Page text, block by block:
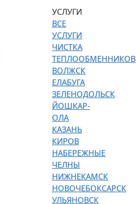
УСЛУГИ
ВСЕ
УСЛУГИ
ЧИСТКА
ТЕПЛООБМЕННИКОВ
ВОЛЖСК
ЕЛАБУГА
ЗЕЛЕНОДОЛЬСК
ЙОШКАР-
ОЛА
КАЗАНЬ
КИРОВ
НАБЕРЕЖНЫЕ
ЧЕЛНЫ
НИЖНЕКАМСК
НОВОЧЕБОКСАРСК
УЛЬЯНОВСК